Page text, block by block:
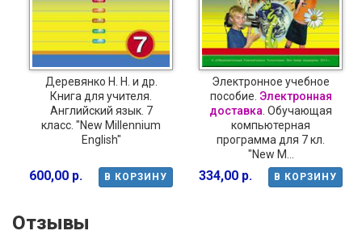
Деревянко Н. Н. и др.
Книга для учителя.
Английский язык. 7
класс. "New Millennium
English"
В КОРЗИНУ
600,00 р.
Электронное учебное
пособие. Электронная
доставка . Обучающая
компьютерная
программа для 7 кл.
"New M...
В КОРЗИНУ
334,00 р.
Отзывы